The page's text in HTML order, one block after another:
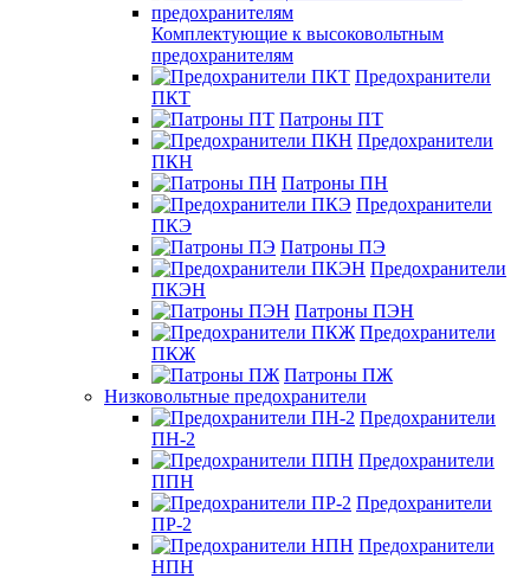
Комплектующие к высоковольтным
предохранителям
Предохранители
ПКТ
Патроны ПТ
Предохранители
ПКН
Патроны ПН
Предохранители
ПКЭ
Патроны ПЭ
Предохранители
ПКЭН
Патроны ПЭН
Предохранители
ПКЖ
Патроны ПЖ
Низковольтные предохранители
Предохранители
ПН-2
Предохранители
ППН
Предохранители
ПР-2
Предохранители
НПН